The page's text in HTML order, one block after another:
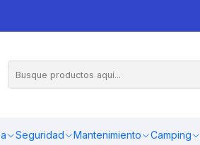
Seguridad Mantenimiento Camping